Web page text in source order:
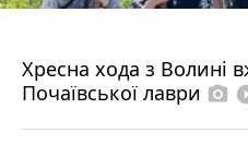
Хресна хода з Волині
Почаївської лаври photo_camera